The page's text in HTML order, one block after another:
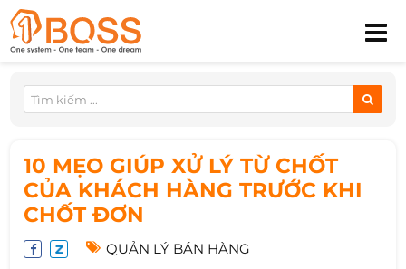
10 MẸO GIÚP XỬ LÝ TỪ CHỐT
CỦA KHÁCH HÀNG TRƯỚC KHI
CHỐT ĐƠN
QUẢN LÝ BÁN HÀNG